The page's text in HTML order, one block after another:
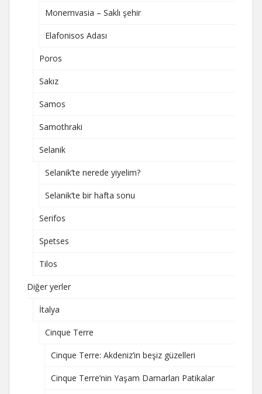
Monemvasia – Saklı şehir
Elafonisos Adası
Poros
Sakız
Samos
Samothraki
Selanik
Selanik’te nerede yiyelim?
Selanik’te bir hafta sonu
Serifos
Spetses
Tilos
Diğer yerler
İtalya
Cinque Terre
Cinque Terre: Akdeniz’in beşiz güzelleri
Cinque Terre’nin Yaşam Damarları Patikalar